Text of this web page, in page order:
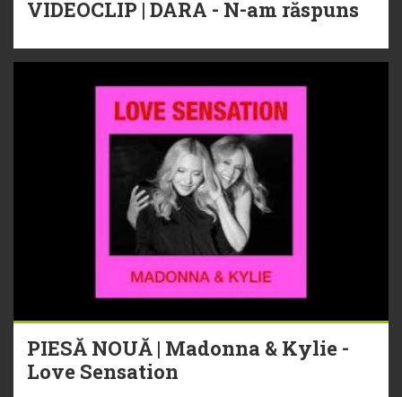
VIDEOCLIP | DARA - N-am răspuns
PIESĂ NOUĂ | Madonna & Kylie -
Love Sensation